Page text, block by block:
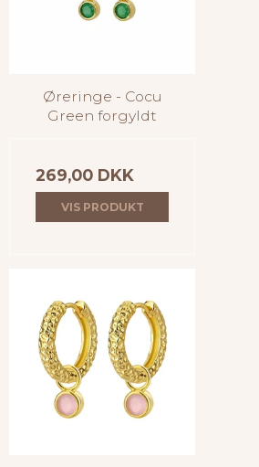
Øreringe - Cocu
Green forgyldt
269,00 DKK
VIS PRODUKT